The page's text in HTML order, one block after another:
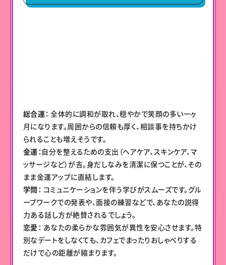
総合運： 全体的に調和が取れ、穏やかで笑顔の多い一ヶ
月になります。周囲からの信頼も厚く、相談事を持ちかけ
られることも増えそうです。
金運：自分を整えるための支出（ヘアケア、スキンケア、マ
ッサージなど）が吉。身だしなみを清潔に保つことが、その
まま金運アップに直結します。
学問： コミュニケーションを伴う学びがスムーズです。グル
ープワークでの発表や、面接の練習などで、あなたの説得
力ある話し方が絶賛されるでしょう。
恋愛： あなたの柔らかな雰囲気が異性を安心させます。特
別なデートをしなくても、カフェでまったりおしゃべりする
だけで心の距離が縮まります。